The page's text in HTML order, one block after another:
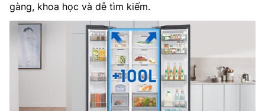
gàng, khoa học và dễ tìm kiếm.